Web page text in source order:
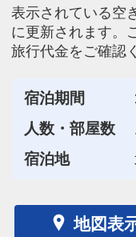
表示されている空
に更新されます。
旅行代金をご確認
宿泊期間
人数・部屋数
宿泊地
地図表